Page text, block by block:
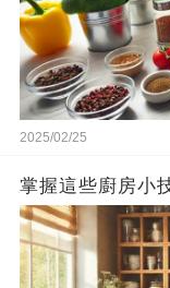
2025/02/25
掌握這些廚房小